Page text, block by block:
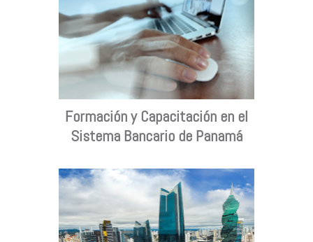
Formación y Capacitación en el
Sistema Bancario de Panamá